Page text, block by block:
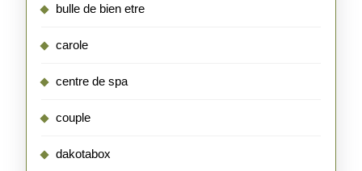
bulle de bien etre
carole
centre de spa
couple
dakotabox